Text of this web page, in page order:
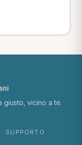
giusto, vicino a te.
SUPPORTO